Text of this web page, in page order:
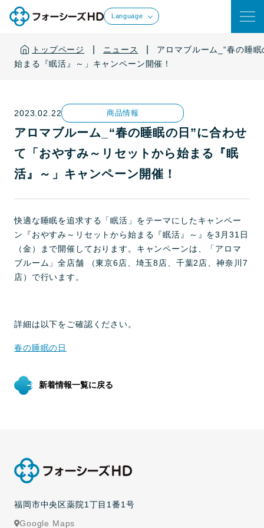
Language
トップページ ニュース
アロマブルーム_“春の睡
始まる『眠活』～」キャンペーン開催！
2023.02.22 商品情報
アロマブルーム_“春の睡眠の日”に合わせ
て「おやすみ～リセットから始まる『眠
活』～」キャンペーン開催！
快適な睡眠を追求する「眠活」をテーマにしたキャンペー
ン『おやすみ～リセットから始まる『眠活』～』を3月31日
（金）まで開催しております。キャンペーンは、「アロマ
ブルーム」全店舗 （東京6店、埼玉8店、千葉2店、神奈川7
店）で行います。
詳細は以下をご確認ください。
春の睡眠の日
新着情報一覧に戻る
福岡市中央区薬院1丁目1番1号
Google Maps